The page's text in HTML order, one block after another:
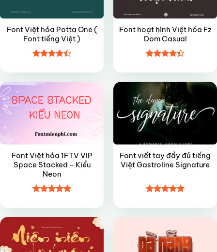
Font Việt hóa Potta One (
Font tiếng Việt )
hạng4.5
5 sao
Font hoạt hình Việt hóa Fz
Dom Casual
hạng4.4
5 sao
Font Việt hóa 1FTV VIP
Space Stacked – Kiểu
Neon
hạng55
sao
Font viết tay đầy đủ tiếng
Việt Gastroline Signature
hạng55
sao